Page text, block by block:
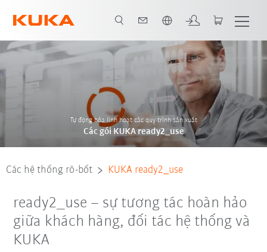
Tự động hóa linh hoạt các quy trình sản xuất
Các gói KUKA ready2_use
Các hệ thống rô-bốt KUKA ready2_use
ready2_use – sự tương tác hoàn hảo
giữa khách hàng, đối tác hệ thống và
KUKA